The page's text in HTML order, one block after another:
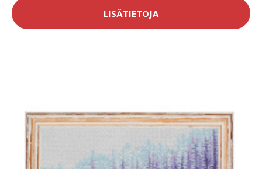
LISÄTIETOJA